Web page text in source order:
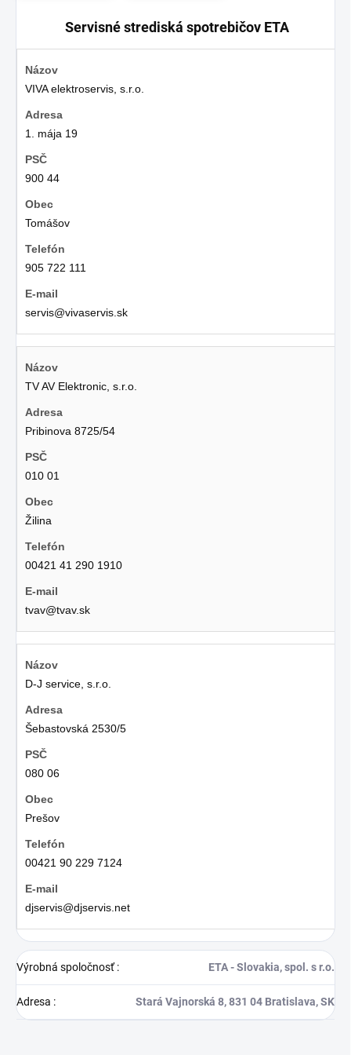
Servisné strediská spotrebičov ETA
VIVA elektroservis, s.r.o.
1. mája 19
900 44
Tomášov
905 722 111
servis@vivaservis.sk
TV AV Elektronic, s.r.o.
Pribinova 8725/54
010 01
Žilina
00421 41 290 1910
tvav@tvav.sk
D-J service, s.r.o.
Šebastovská 2530/5
080 06
Prešov
00421 90 229 7124
djservis@djservis.net
Výrobná spoločnosť: ETA - Slovakia, spol. s r.o.
Adresa : Stará Vajnorská 8, 831 04 Bratislava, SK